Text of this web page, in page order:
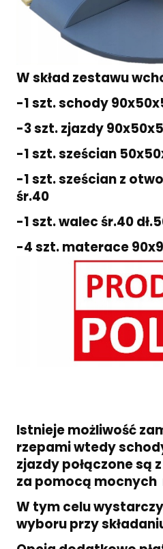
W skład zestawu
-1 szt. schody
-3 szt. zjazdy
-1 szt. sześcian
-1 szt. sześcian z
śr.40
-1 szt. walec śr.40
-4 szt. materace
Istnieje możliwość
rzepami wtedy
zjazdy połączone są
za pomocą mocnych
W tym celu
wyboru przy